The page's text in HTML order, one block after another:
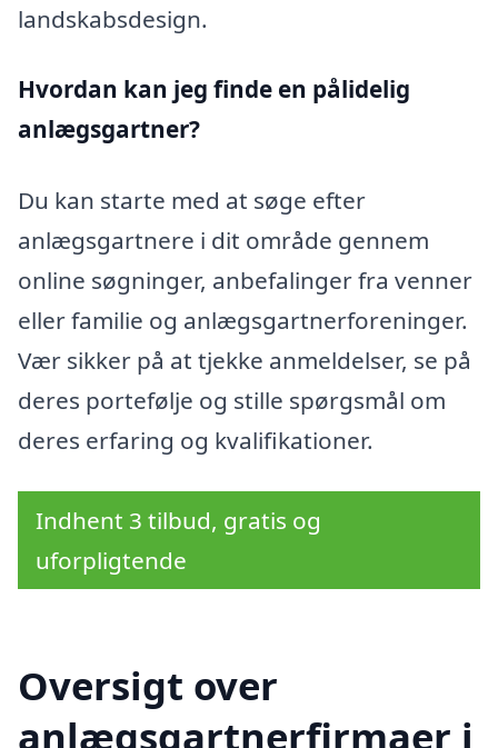
landskabsdesign.
Hvordan kan jeg finde en pålidelig
anlægsgartner?
Du kan starte med at søge efter
anlægsgartnere i dit område gennem
online søgninger, anbefalinger fra venner
eller familie og anlægsgartnerforeninger.
Vær sikker på at tjekke anmeldelser, se på
deres portefølje og stille spørgsmål om
deres erfaring og kvalifikationer.
Indhent 3 tilbud, gratis og
uforpligtende
Oversigt over
anlægsgartnerfirmaer i